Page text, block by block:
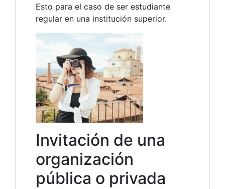
Esto para el caso de ser estudiante
regular en una institución superior.
Invitación de una
organización
pública o privada